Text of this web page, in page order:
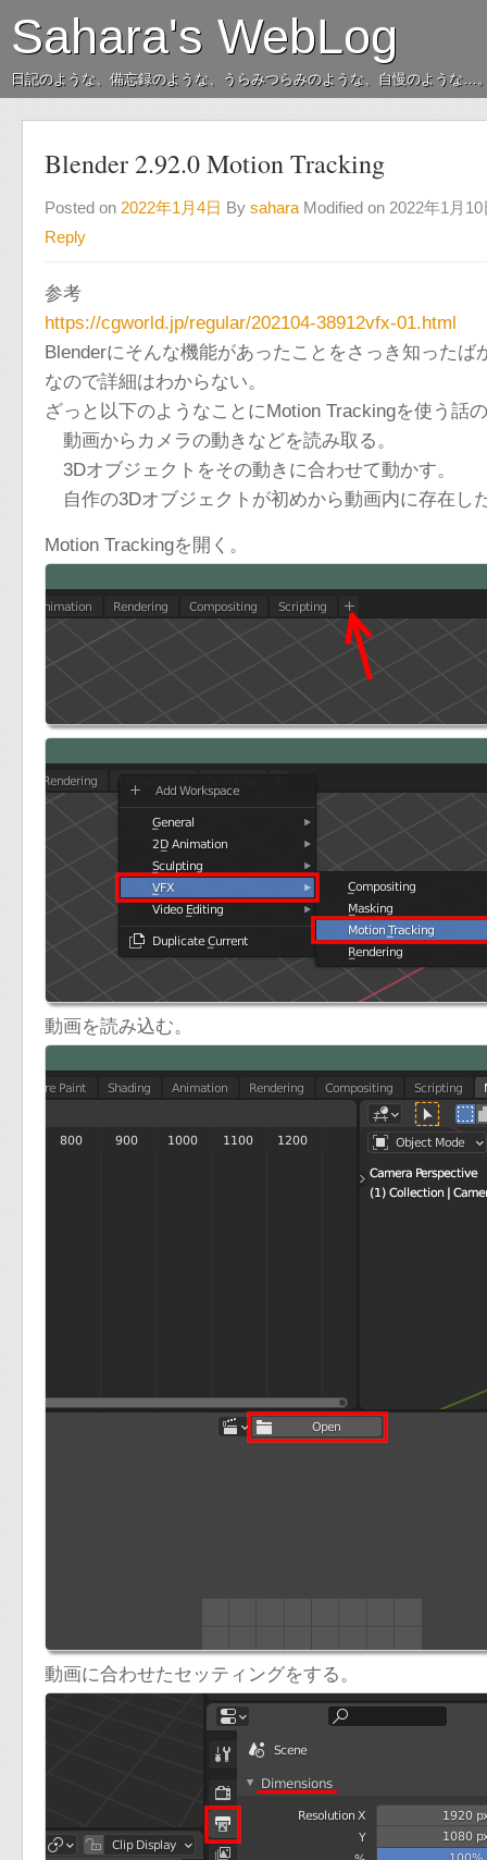
Sahara's WebLog
日記のような、備忘録のような、うらみつらみのような、自慢のような…
Blender 2.92.0 Motion Tracking
Posted on 2022年1月4日 By sahara Modified on 2022年1月10
Reply
参考
https://cgworld.jp/regular/202104-38912vfx-01.html
Blenderにそんな機能があったことをさっき知ったば
なので詳細はわからない。
ざっと以下のようなことにMotion Trackingを使う話
動画からカメラの動きなどを読み取る。
3Dオブジェクトをその動きに合わせて動かす。
自作の3Dオブジェクトが初めから動画内に存在し
Motion Trackingを開く。
動画を読み込む。
動画に合わせたセッティングをする。